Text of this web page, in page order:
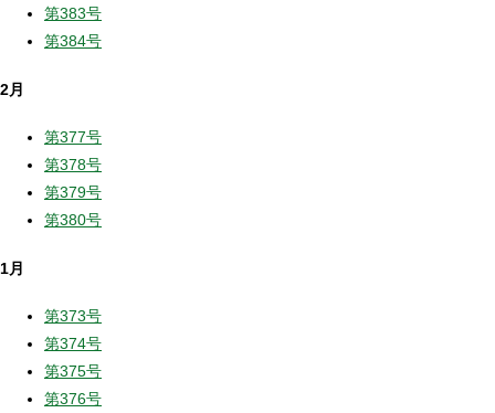
第383号
第384号
2月
第377号
第378号
第379号
第380号
1月
第373号
第374号
第375号
第376号